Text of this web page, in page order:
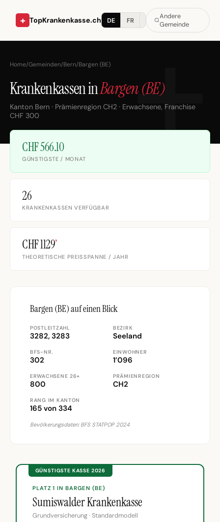
+ TopKrankenkasse.ch DE FR
Andere
Gemeinde
Home/Gemeinden/Bern/Bargen (BE)
Krankenkassen inBargen (BE)
Kanton Bern · Prämienregion CH2 · Erwachsene, Franchise
CHF 300
CHF 566.10
GÜNSTIGSTE / MONAT
26
KRANKENKASSEN VERFÜGBAR
CHF 1129’
THEORETISCHE PREISSPANNE / JAHR
Bargen (BE) auf einen Blick
POSTLEITZAHL
3282, 3283
BEZIRK
Seeland
BFS-NR.
302
EINWOHNER
1’096
ERWACHSENE 26+
800
PRÄMIENREGION
CH2
RANG IM KANTON
165 von 334
Bevölkerungsdaten: BFS STATPOP 2024
GÜNSTIGSTE KASSE 2026
PLATZ 1 IN BARGEN (BE)
Sumiswalder Krankenkasse
Grundversicherung · Standardmodell